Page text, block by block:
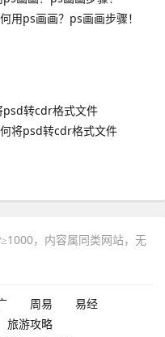
用ps画画？ps画画步骤！
将psd转cdr格式文件
，内容属同类网站，无
周易
易经
旅游攻略